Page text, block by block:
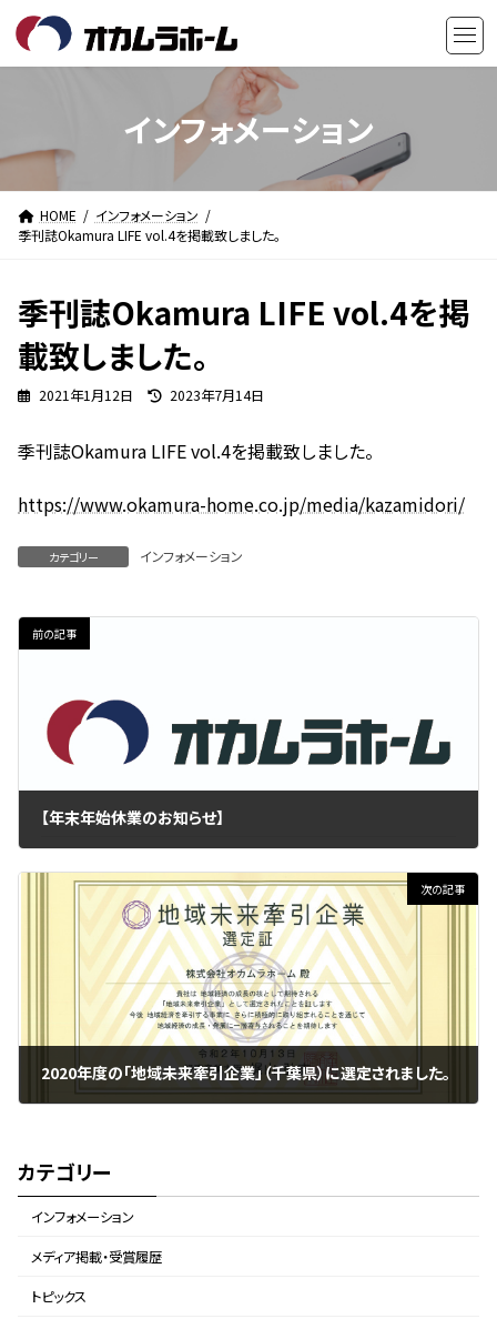
テ
ス
キ
ゲ
ン
に
インフォメーション
HOME
インフォメーション
季刊誌Okamura LIFE vol.4を掲載致しました。
季刊誌Okamura LIFE vol.4を掲
載致しました。
2021年1月12日
最
新
:
2023年7月14日
季刊誌Okamura LIFE vol.4を掲載致しました。
https://www.okamura-home.co.jp/media/kazamidori/
カテゴリー インフォメーション
前の記事
【年末年始休業のお知らせ】
次の記事
2020年度の「地域未来牽引企業」（千葉県）に選定されました。
カテゴリー
インフォメーション
メディア掲載・受賞履歴
トピックス